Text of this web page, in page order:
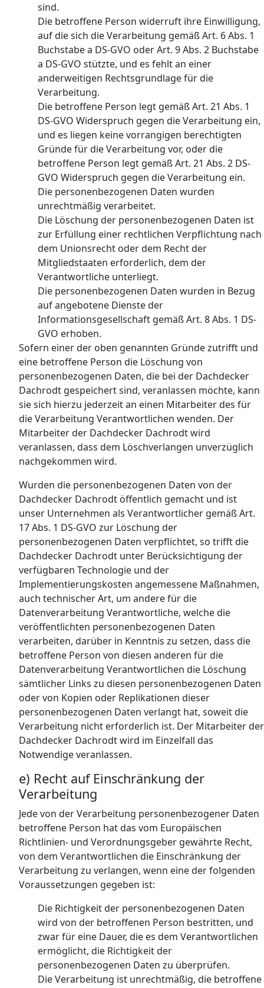
sind.
Die betroffene Person widerruft ihre Einwilligung,
auf die sich die Verarbeitung gemäß Art. 6 Abs. 1
Buchstabe a DS-GVO oder Art. 9 Abs. 2 Buchstabe
a DS-GVO stützte, und es fehlt an einer
anderweitigen Rechtsgrundlage für die
Verarbeitung.
Die betroffene Person legt gemäß Art. 21 Abs. 1
DS-GVO Widerspruch gegen die Verarbeitung ein,
und es liegen keine vorrangigen berechtigten
Gründe für die Verarbeitung vor, oder die
betroffene Person legt gemäß Art. 21 Abs. 2 DS-
GVO Widerspruch gegen die Verarbeitung ein.
Die personenbezogenen Daten wurden
unrechtmäßig verarbeitet.
Die Löschung der personenbezogenen Daten ist
zur Erfüllung einer rechtlichen Verpflichtung nach
dem Unionsrecht oder dem Recht der
Mitgliedstaaten erforderlich, dem der
Verantwortliche unterliegt.
Die personenbezogenen Daten wurden in Bezug
auf angebotene Dienste der
Informationsgesellschaft gemäß Art. 8 Abs. 1 DS-
GVO erhoben.
Sofern einer der oben genannten Gründe zutrifft und
eine betroffene Person die Löschung von
personenbezogenen Daten, die bei der Dachdecker
Dachrodt gespeichert sind, veranlassen möchte, kann
sie sich hierzu jederzeit an einen Mitarbeiter des für
die Verarbeitung Verantwortlichen wenden. Der
Mitarbeiter der Dachdecker Dachrodt wird
veranlassen, dass dem Löschverlangen unverzüglich
nachgekommen wird.
Wurden die personenbezogenen Daten von der
Dachdecker Dachrodt öffentlich gemacht und ist
unser Unternehmen als Verantwortlicher gemäß Art.
17 Abs. 1 DS-GVO zur Löschung der
personenbezogenen Daten verpflichtet, so trifft die
Dachdecker Dachrodt unter Berücksichtigung der
verfügbaren Technologie und der
Implementierungskosten angemessene Maßnahmen,
auch technischer Art, um andere für die
Datenverarbeitung Verantwortliche, welche die
veröffentlichten personenbezogenen Daten
verarbeiten, darüber in Kenntnis zu setzen, dass die
betroffene Person von diesen anderen für die
Datenverarbeitung Verantwortlichen die Löschung
sämtlicher Links zu diesen personenbezogenen Daten
oder von Kopien oder Replikationen dieser
personenbezogenen Daten verlangt hat, soweit die
Verarbeitung nicht erforderlich ist. Der Mitarbeiter der
Dachdecker Dachrodt wird im Einzelfall das
Notwendige veranlassen.
e) Recht auf Einschränkung der
Verarbeitung
Jede von der Verarbeitung personenbezogener Daten
betroffene Person hat das vom Europäischen
Richtlinien- und Verordnungsgeber gewährte Recht,
von dem Verantwortlichen die Einschränkung der
Verarbeitung zu verlangen, wenn eine der folgenden
Voraussetzungen gegeben ist:
Die Richtigkeit der personenbezogenen Daten
wird von der betroffenen Person bestritten, und
zwar für eine Dauer, die es dem Verantwortlichen
ermöglicht, die Richtigkeit der
personenbezogenen Daten zu überprüfen.
Die Verarbeitung ist unrechtmäßig, die betroffene